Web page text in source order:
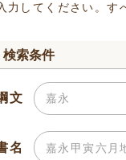
力してください。
検索条件
文
名